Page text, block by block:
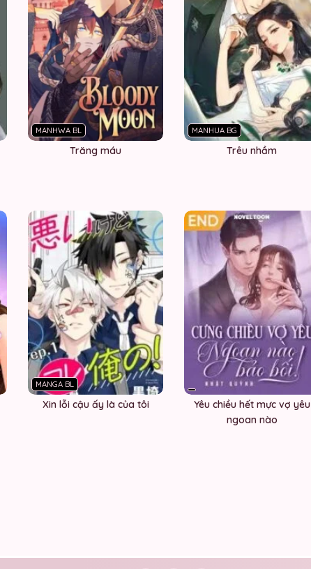
MANHWA BL
Trăng máu
MANHUA BG
Trêu nhầm
MANGA BL
Xin lỗi cậu ấy là của tôi
Yêu chiều hết mực vợ yêu
ngoan nào